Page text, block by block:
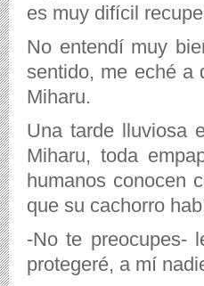
es muy difícil
No entendí muy
sentido, me eché a
Miharu.
Una tarde lluviosa
Miharu, toda
humanos conocen
que su cachorro
-No te preocupes-
protegeré, a mí